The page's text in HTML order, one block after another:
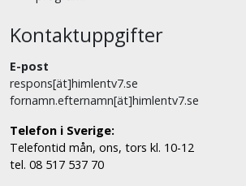
Kontaktuppgifter
E-post
respons[ät]himlentv7.se
fornamn.efternamn[ät]himlentv7.se
Telefon i Sverige:
Telefontid mån, ons, tors kl. 10-12
tel. 08 517 537 70